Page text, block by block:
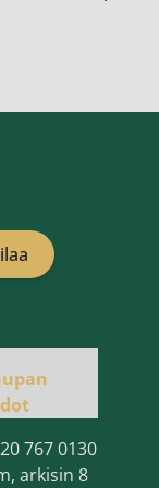
767 0130
arkisin 8